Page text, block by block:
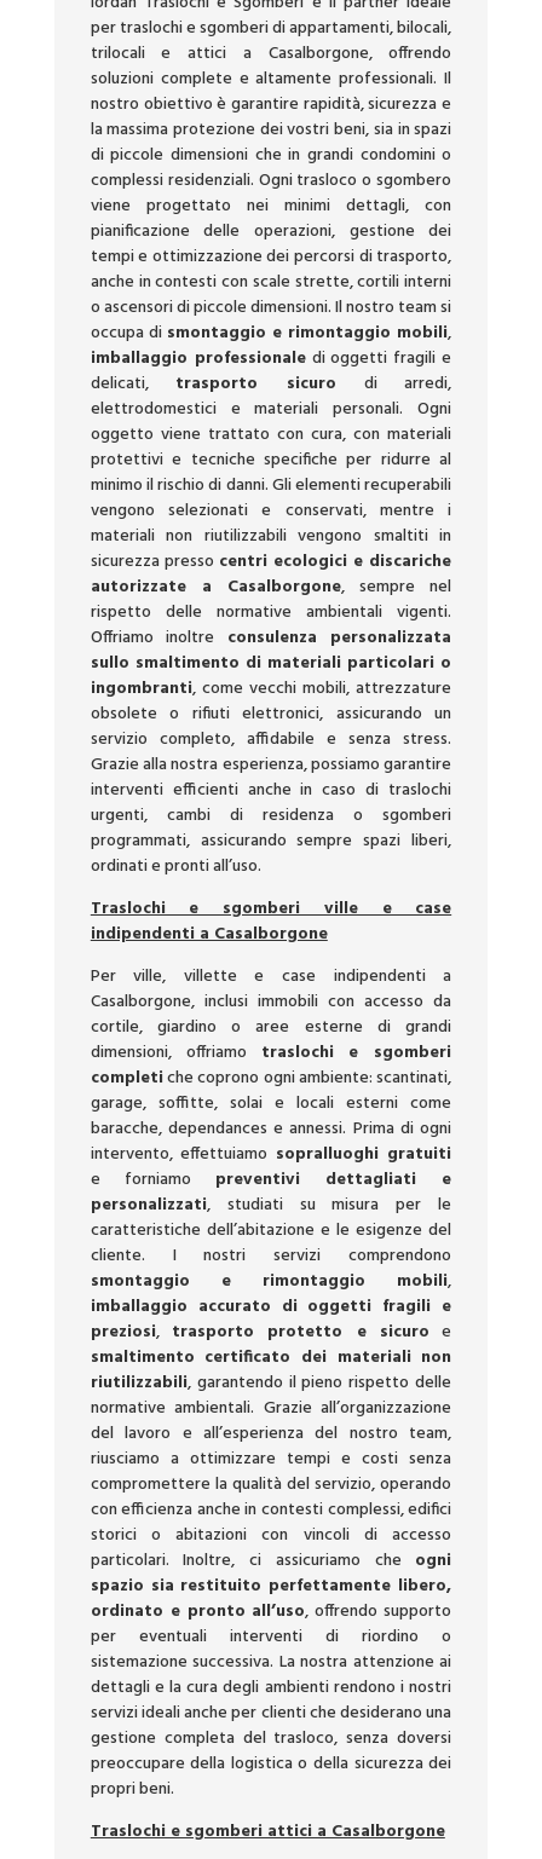
per traslochi e sgomberi di appartamenti, bilocali,
trilocali e attici a Casalborgone, offrendo
soluzioni complete e altamente professionali. Il
nostro obiettivo è garantire rapidità, sicurezza e
la massima protezione dei vostri beni, sia in spazi
di piccole dimensioni che in grandi condomini o
complessi residenziali. Ogni trasloco o sgombero
viene progettato nei minimi dettagli, con
pianificazione delle operazioni, gestione dei
tempi e ottimizzazione dei percorsi di trasporto,
anche in contesti con scale strette, cortili interni
o ascensori di piccole dimensioni. Il nostro team si
occupa di smontaggio e rimontaggio mobili,
imballaggio professionaledi oggetti fragili e
delicati, trasporto sicuro di arredi,
elettrodomestici e materiali personali. Ogni
oggetto viene trattato con cura, con materiali
protettivi e tecniche specifiche per ridurre al
minimo il rischio di danni. Gli elementi recuperabili
vengono selezionati e conservati, mentre i
materiali non riutilizzabili vengono smaltiti in
sicurezza presso centri ecologici e discariche
autorizzate a Casalborgone, sempre nel
rispetto delle normative ambientali vigenti.
Offriamo inoltre consulenza personalizzata
sullo smaltimento di materiali particolari o
ingombranti, come vecchi mobili, attrezzature
obsolete o rifiuti elettronici, assicurando un
servizio completo, affidabile e senza stress.
Grazie alla nostra esperienza, possiamo garantire
interventi efficienti anche in caso di traslochi
urgenti, cambi di residenza o sgomberi
programmati, assicurando sempre spazi liberi,
ordinati e pronti all’uso.
Traslochi e sgomberi ville e case
indipendenti a Casalborgone
Per ville, villette e case indipendenti a
Casalborgone, inclusi immobili con accesso da
cortile, giardino o aree esterne di grandi
dimensioni, offriamo traslochi e sgomberi
completiche coprono ogni ambiente: scantinati,
garage, soffitte, solai e locali esterni come
baracche, dependances e annessi. Prima di ogni
intervento, effettuiamo sopralluoghi gratuiti
e forniamo preventivi dettagliati e
personalizzati, studiati su misura per le
caratteristiche dell’abitazione e le esigenze del
cliente. I nostri servizi comprendono
smontaggio e rimontaggio mobili,
imballaggio accurato di oggetti fragili e
preziosi, trasporto protetto e sicuro e
smaltimento certificato dei materiali non
riutilizzabili, garantendo il pieno rispetto delle
normative ambientali. Grazie all’organizzazione
del lavoro e all’esperienza del nostro team,
riusciamo a ottimizzare tempi e costi senza
compromettere la qualità del servizio, operando
con efficienza anche in contesti complessi, edifici
storici o abitazioni con vincoli di accesso
particolari. Inoltre, ci assicuriamo che ogni
spazio sia restituito perfettamente libero,
ordinato e pronto all’uso, offrendo supporto
per eventuali interventi di riordino o
sistemazione successiva. La nostra attenzione ai
dettagli e la cura degli ambienti rendono i nostri
servizi ideali anche per clienti che desiderano una
gestione completa del trasloco, senza doversi
preoccupare della logistica o della sicurezza dei
propri beni.
Traslochi e sgomberi attici a Casalborgone